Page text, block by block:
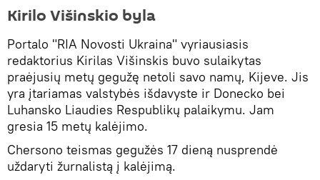
Kirilo Višinskio byla
Portalo "RIA Novosti Ukraina" vyriausiasis
redaktorius Kirilas Višinskis buvo sulaikytas
praėjusių metų gegužę netoli savo namų, Kijeve. Jis
yra įtariamas valstybės išdavyste ir Donecko bei
Luhansko Liaudies Respublikų palaikymu. Jam
gresia 15 metų kalėjimo.
Chersono teismas gegužės 17 dieną nusprendė
uždaryti žurnalistą į kalėjimą.